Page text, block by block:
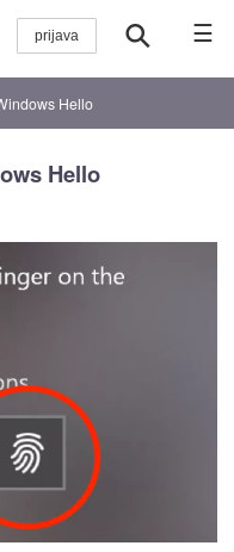
☰
Hello
Hello